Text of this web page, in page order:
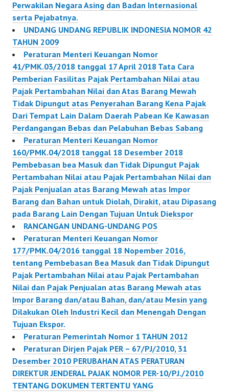
Perwakilan Negara Asing dan Badan Internasional
serta Pejabatnya.
UNDANG UNDANG REPUBLIK INDONESIA NOMOR 42
TAHUN 2009
Peraturan Menteri Keuangan Nomor
41/PMK.03/2018 tanggal 17 April 2018 Tata Cara
Pemberian Fasilitas Pajak Pertambahan Nilai atau
Pajak Pertambahan Nilai dan Atas Barang Mewah
Tidak Dipungut atas Penyerahan Barang Kena Pajak
Dari Tempat Lain Dalam Daerah Pabean Ke Kawasan
Perdangangan Bebas dan Pelabuhan Bebas Sabang
Peraturan Menteri Keuangan Nomor
160/PMK.04/2018 tanggal 18 Desember 2018
Pembebasan bea Masuk dan Tidak Dipungut Pajak
Pertambahan Nilai atau Pajak Pertambahan Nilai dan
Pajak Penjualan atas Barang Mewah atas Impor
Barang dan Bahan untuk Diolah, Dirakit, atau Dipasang
pada Barang Lain Dengan Tujuan Untuk Diekspor
RANCANGAN UNDANG-UNDANG POS
Peraturan Menteri Keuangan Nomor
177/PMK.04/2016 tanggal 18 Nopember 2016,
tentang Pembebasan Bea Masuk dan Tidak Dipungut
Pajak Pertambahan Nilai atau Pajak Pertambahan
Nilai dan Pajak Penjualan atas Barang Mewah atas
Impor Barang dan/atau Bahan, dan/atau Mesin yang
Dilakukan Oleh Industri Kecil dan Menengah Dengan
Tujuan Ekspor.
Peraturan Pemerintah Nomor 1 TAHUN 2012
Peraturan Dirjen Pajak PER – 67/PJ/2010, 31
Desember 2010 PERUBAHAN ATAS PERATURAN
DIREKTUR JENDERAL PAJAK NOMOR PER-10/PJ./2010
TENTANG DOKUMEN TERTENTU YANG